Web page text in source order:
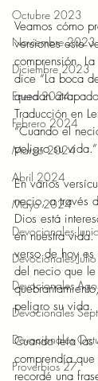
Octubre 2023
Noviembre 2023
Diciembre 2023
Enero 2024
Febrero 2024
Marzo 2024
Abril 2024
Mayo 2024
Devocionales
Devocionales
Devocionales
Devocionales
Devocionales
Proverbios 27
Veamos cómo
versiones este
comprensión.
dice “La boca
quedan
Traducción en
“Cuando el
peligro su vida.”
En varios
necio, a través
Dios está
en nuestra
verso de hoy
del necio que
peligro su vida.
Cuando leía las
comprendía
recordé una